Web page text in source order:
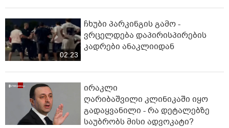
02:23
ჩხუბი პარკინგის გამო -
ვრცელდება დაპირისპირების
კადრები ანაკლიიდან
ირაკლი
ღარიბაშვილი კლინიკაში იყო
გადაყვანილი - რა დეტალებზე
საუბრობს მისი ადვოკატი?